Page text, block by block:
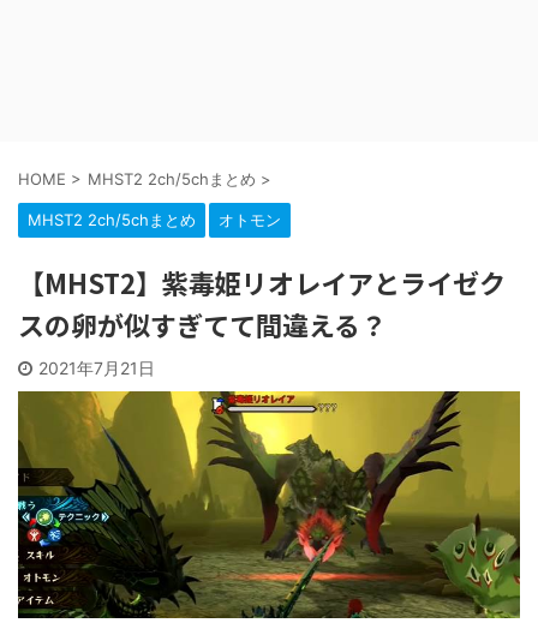
HOME > MHST2 2ch/5chまとめ >
MHST2 2ch/5chまとめ オトモン
【MHST2】紫毒姫リオレイアとライゼク
スの卵が似すぎてて間違える？
2021年7月21日